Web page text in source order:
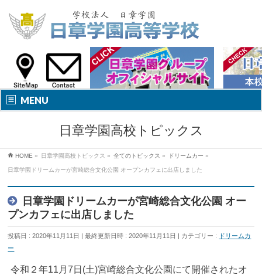
MENU
日章学園高校トピックス
HOME » 日章学園高校トピックス » 全てのトピックス » ドリームカー »
日章学園ドリームカーが宮崎総合文化公園 オープンカフェに出店しました
日章学園ドリームカーが宮崎総合文化公園 オー
プンカフェに出店しました
投稿日 : 2020年11月11日 最終更新日時 : 2020年11月11日 カテゴリー :
ドリームカ
ー
令和２年11月7日(土)宮崎総合文化公園にて開催されたオ